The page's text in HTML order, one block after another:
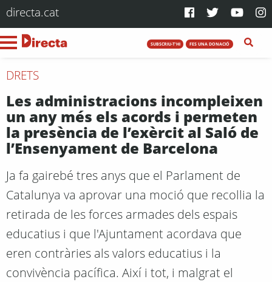
directa.cat
SUBSCRIU-T'HI FES UNA DONACIÓ
DRETS
Les administracions incompleixen
un any més els acords i permeten
la presència de l’exèrcit al Saló de
l’Ensenyament de Barcelona
Ja fa gairebé tres anys que el Parlament de
Catalunya va aprovar una moció que recollia la
retirada de les forces armades dels espais
educatius i que l'Ajuntament acordava que
eren contràries als valors educatius i la
convivència pacífica. Així i tot, i malgrat el